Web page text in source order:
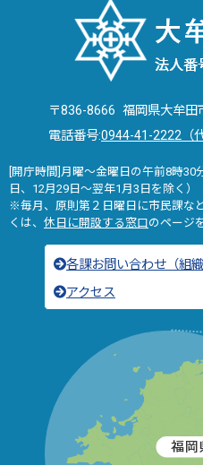
〒836-8666 福岡県大牟田
電話番号:0944-41-2222（代
[開庁時間]月曜～金曜日の午前8時
日、12月29日～翌年1月3日を除く）
※毎月、原則第２日曜日に市民課な
くは、 休日に開設する窓口のページ
各課お問い合わせ（組織
アクセス